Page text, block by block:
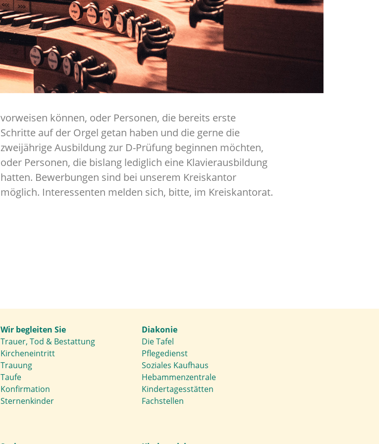
vorweisen können, oder Personen, die bereits erste
Schritte auf der Orgel getan haben und die gerne die
zweijährige Ausbildung zur D-Prüfung beginnen möchten,
oder Personen, die bislang lediglich eine Klavierausbildung
hatten. Bewerbungen sind bei unserem Kreiskantor
möglich. Interessenten melden sich, bitte, im Kreiskantorat.
Wir begleiten Sie
Trauer, Tod & Bestattung
Kircheneintritt
Trauung
Taufe
Konfirmation
Sternenkinder
Diakonie
Die Tafel
Pflegedienst
Soziales Kaufhaus
Hebammenzentrale
Kindertagesstätten
Fachstellen